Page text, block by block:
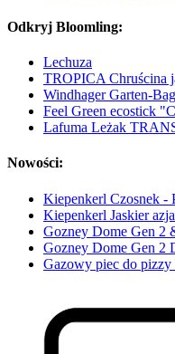
Odkryj Bloomling:
Lechuza
TROPICA Chruścina
Windhager Garten-
Feel Green ecostick
Lafuma Leżak
Nowości:
Kiepenkerl Czosnek -
Kiepenkerl Jaskier
Gozney Dome Gen 2
Gozney Dome Gen 2
Gazowy piec do